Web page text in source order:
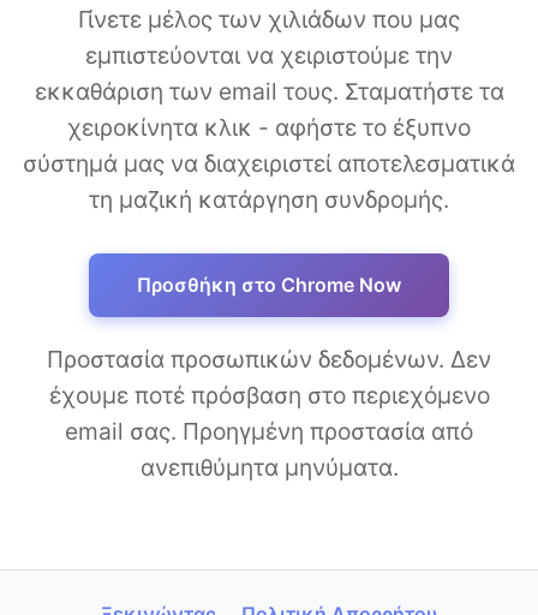
Γίνετε μέλος των χιλιάδων που μας
εμπιστεύονται να χειριστούμε την
εκκαθάριση των email τους. Σταματήστε τα
χειροκίνητα κλικ - αφήστε το έξυπνο
σύστημά μας να διαχειριστεί αποτελεσματικά
τη μαζική κατάργηση συνδρομής.
Προσθήκη στο Chrome Now
Προστασία προσωπικών δεδομένων. Δεν
έχουμε ποτέ πρόσβαση στο περιεχόμενο
email σας. Προηγμένη προστασία από
ανεπιθύμητα μηνύματα.